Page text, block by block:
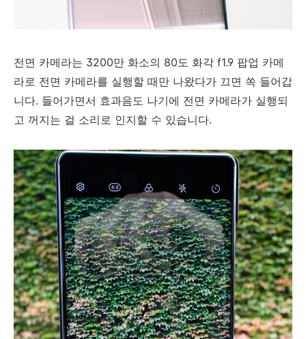
전면 카메라는 3200만 화소의 80도 화각 f1.9 팝업 카메
라로 전면 카메라를 실행할 때만 나왔다가 끄면 쏙 들어갑
니다. 들어가면서 효과음도 나기에 전면 카메라가 실행되
고 꺼지는 걸 소리로 인지할 수 있습니다.